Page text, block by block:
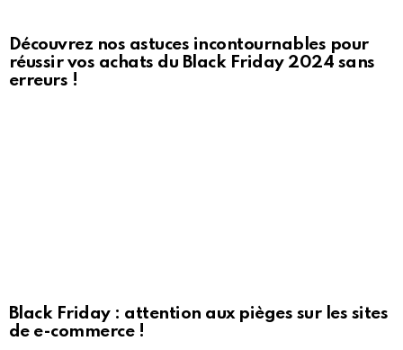
Découvrez nos astuces incontournables pour
réussir vos achats du Black Friday 2024 sans
erreurs !
Black Friday : attention aux pièges sur les sites
de e-commerce !